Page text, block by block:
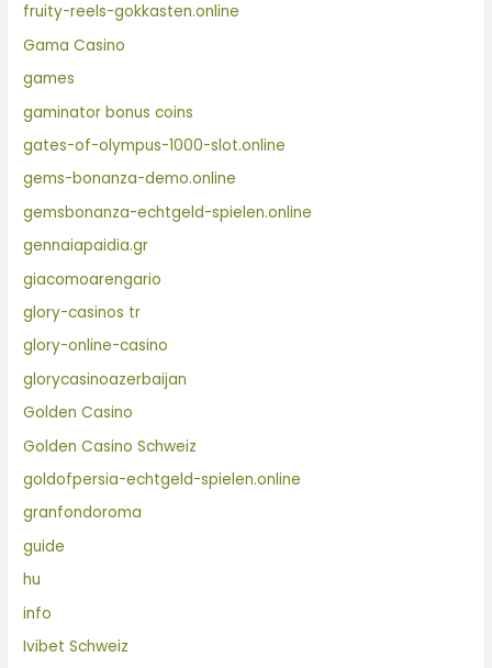
fruity-reels-gokkasten.online
Gama Casino
games
gaminator bonus coins
gates-of-olympus-1000-slot.online
gems-bonanza-demo.online
gemsbonanza-echtgeld-spielen.online
gennaiapaidia.gr
giacomoarengario
glory-casinos tr
glory-online-casino
glorycasinoazerbaijan
Golden Casino
Golden Casino Schweiz
goldofpersia-echtgeld-spielen.online
granfondoroma
guide
hu
info
Ivibet Schweiz